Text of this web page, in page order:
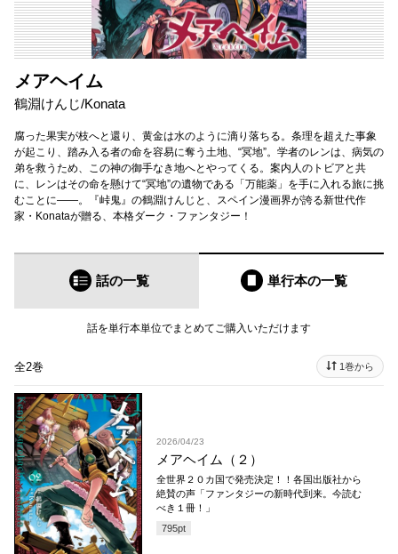
メアヘイム
鶴淵けんじ/Konata
腐った果実が枝へと還り、黄金は水のように滴り落ちる。条理を超えた事象
が起こり、踏み入る者の命を容易に奪う土地、“冥地”。学者のレンは、病気の
弟を救うため、この神の御手なき地へとやってくる。案内人のトビアと共
に、レンはその命を懸けて“冥地”の遺物である「万能薬」を手に入れる旅に挑
むことに――。『峠鬼』の鶴淵けんじと、スペイン漫画界が誇る新世代作
家・Konataが贈る、本格ダーク・ファンタジー！
話の一覧 単行本の一覧
話を単行本単位でまとめてご購入いただけます
全2巻 1巻から
2026/04/23
メアヘイム（２）
全世界２０カ国で発売決定！！各国出版社から
絶賛の声「ファンタジーの新時代到来。今読む
べき１冊！」
795pt